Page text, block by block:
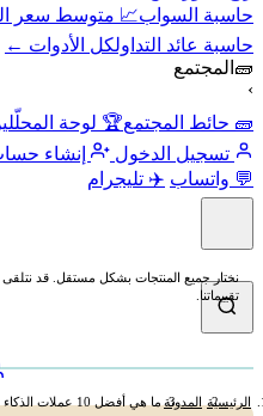
حاسبة السواب📈 متوسط سعر
حاسبة عائد التداولكل الأدوات ←
🧱 المجتمع
›
🧱 حائط المجتمع🏆 لوحة
تسجيل الدخول
إنشاء
💬 واتساب ✈️ تليجرام
نختار جميع المنتجات بشكل مستقل. قد
تقييماتنا.
الرئيسية المدونة ما هي أفضل 10 عملات الذكاء الاصطناعي للاستثمار في...